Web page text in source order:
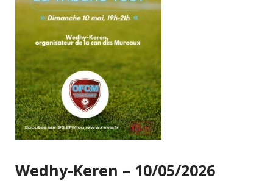
Wedhy-Keren – 10/05/2026